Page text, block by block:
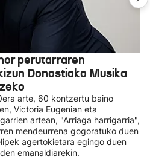
perutarraren
Donostiako Musika
arte, 60 kontzertu baino
Victoria Eugenian eta
artean, "Arriaga harrigarria",
mendeurrena gogoratuko duen
agertokietara egingo duen
emanaldiarekin.